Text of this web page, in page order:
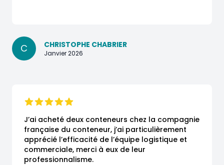
C CHRISTOPHE CHABRIER
Janvier 2026
J’ai acheté deux conteneurs chez la compagnie
française du conteneur, j’ai particulièrement
apprécié l’efficacité de l’équipe logistique et
commerciale, merci à eux de leur
professionnalisme.